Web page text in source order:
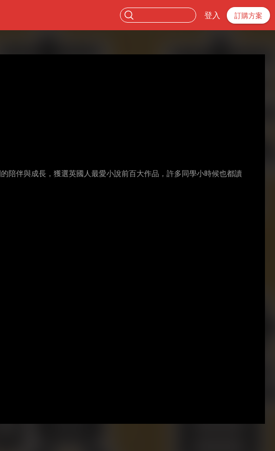
登入 訂購方案
陪伴與成長，獲選英國人最愛小說前百大作品，許多同學小時候也都讀